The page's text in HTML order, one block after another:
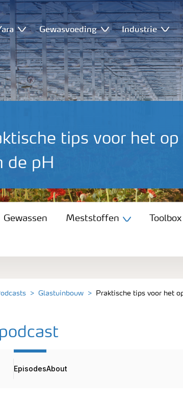
Gewasvoeding Industrie
tips voor het op
de pH
Gewassen Meststoffen Toolbox
Glastuinbouw Praktische tips voor het